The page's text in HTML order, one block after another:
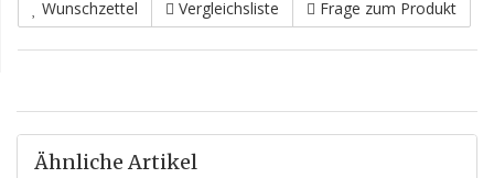
Wunschzettel Vergleichsliste Frage zum Produkt
Ähnliche Artikel